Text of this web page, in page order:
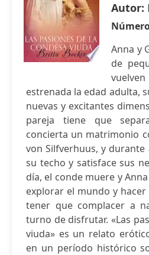
Autor:
Anna y
de
estrenada la edad adulta,
nuevas y excitantes
pareja tiene que
concierta un matrimonio
von Silfverhuus, y durante
su techo y satisface sus
día, el conde muere y
explorar el mundo y hacer
tener que complacer a
turno de disfrutar. «Las
viuda» es un relato
en un período histórico